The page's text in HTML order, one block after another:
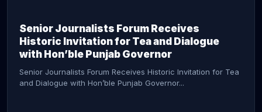
Senior Journalists Forum Receives
Historic Invitation for Tea and Dialogue
with Hon’ble Punjab Governor
Senior Journalists Forum Receives Historic Invitation for Tea
and Dialogue with Hon’ble Punjab Governor...